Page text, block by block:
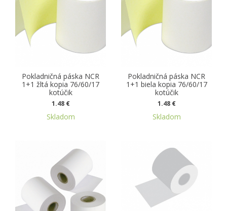
Pokladničná páska NCR
1+1 žltá kopia 76/60/17
kotúčik
1.48 €
Skladom
Pokladničná páska NCR
1+1 biela kopia 76/60/17
kotúčik
1.48 €
Skladom